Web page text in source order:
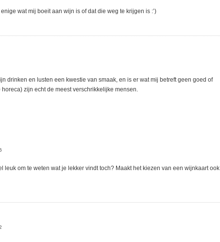
wat mij boeit aan wijn is of dat die weg te krijgen is :’)
drinken en lusten een kwestie van smaak, en is er wat mij betreft geen goed of
zijn echt de meest verschrikkelijke mensen.
leuk om te weten wat je lekker vindt toch? Maakt het kiezen van een wijnkaart ook